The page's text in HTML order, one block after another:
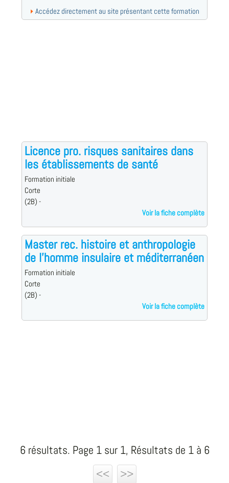
Accédez directement au site présentant cette formation
Licence pro. risques sanitaires dans
les établissements de santé
Formation initiale
Corte
(2B) -
Voir la fiche complète
Master rec. histoire et anthropologie
de l'homme insulaire et méditerranéen
Formation initiale
Corte
(2B) -
Voir la fiche complète
6 résultats. Page 1 sur 1, Résultats de 1 à 6
<<
>>